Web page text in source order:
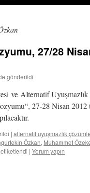
27/28
gönderildi
ve Alternatif
27-28 Nisan
| alternatif uyuşmazlık
Özkan, Muhammet
| Yorum yapın